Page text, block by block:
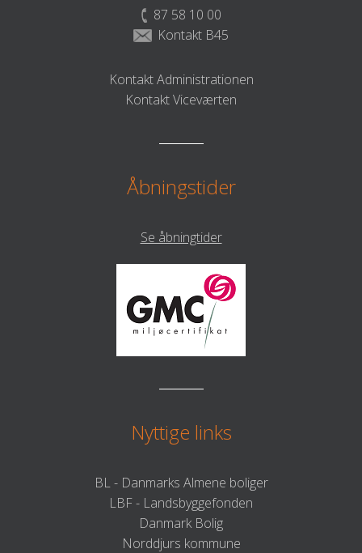
87 58 10 00
Kontakt B45
Kontakt Administrationen
Kontakt Viceværten
Åbningstider
Se åbningtider
Nyttige links
BL - Danmarks Almene boliger
LBF - Landsbyggefonden
Danmark Bolig
Norddjurs kommune